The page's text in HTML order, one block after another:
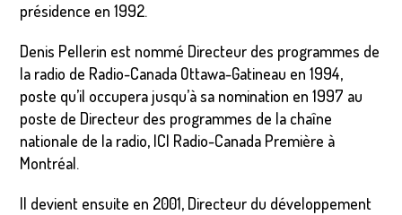
présidence en 1992.
Denis Pellerin est nommé Directeur des programmes de
la radio de Radio-Canada Ottawa-Gatineau en 1994,
poste qu’il occupera jusqu’à sa nomination en 1997 au
poste de Directeur des programmes de la chaîne
nationale de la radio, ICI Radio-Canada Première à
Montréal.
Il devient ensuite en 2001, Directeur du développement